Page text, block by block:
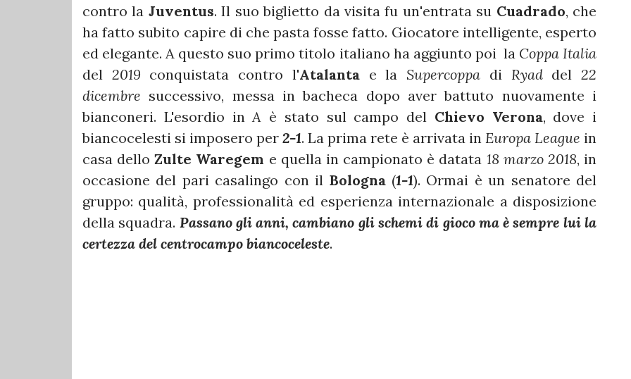
contro la Juventus. Il suo biglietto da visita fu un'entrata su Cuadrado, che
ha fatto subito capire di che pasta fosse fatto. Giocatore intelligente, esperto
ed elegante. A questo suo primo titolo italiano ha aggiunto poi la Coppa Italia
del 2019 conquistata contro l'Atalantae la Supercoppa di Ryaddel22
dicembre successivo, messa in bacheca dopo aver battuto nuovamente i
bianconeri. L'esordio inA è stato sul campo del Chievo Verona, dove i
biancocelesti si imposero per 2-1. La prima rete è arrivata in Europa League in
casa delloZulte Waregem e quella in campionato è datata 18 marzo 2018, in
occasione del pari casalingo con il Bologna(1-1). Ormai è un senatore del
gruppo: qualità, professionalità ed esperienza internazionale a disposizione
della squadra. Passano gli anni, cambiano gli schemi di gioco ma è sempre lui la
certezza del centrocampo biancoceleste.